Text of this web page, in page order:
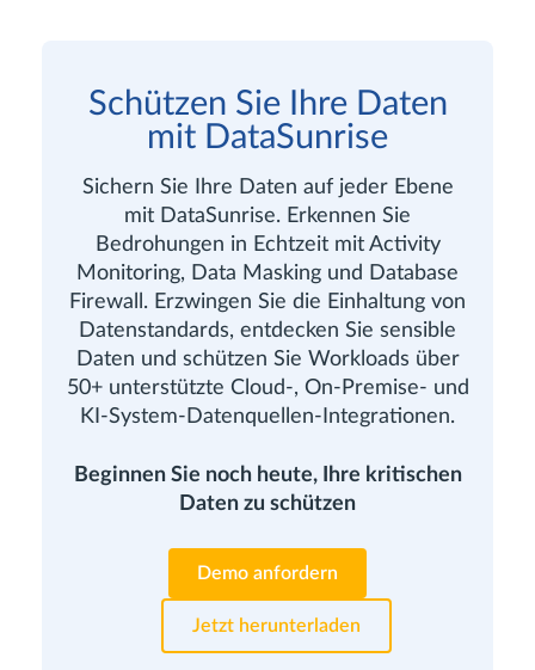
Schützen Sie Ihre Daten
mit DataSunrise
Sichern Sie Ihre Daten auf jeder Ebene
mit DataSunrise. Erkennen Sie
Bedrohungen in Echtzeit mit Activity
Monitoring, Data Masking und Database
Firewall. Erzwingen Sie die Einhaltung von
Datenstandards, entdecken Sie sensible
Daten und schützen Sie Workloads über
50+ unterstützte Cloud-, On-Premise- und
KI-System-Datenquellen-Integrationen.
Beginnen Sie noch heute, Ihre kritischen
Daten zu schützen
Demo anfordern
Jetzt herunterladen